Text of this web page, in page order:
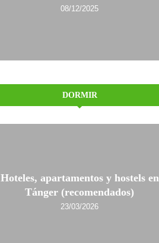
08/12/2025
DORMIR
Hoteles, apartamentos y hostels en
Tánger (recomendados)
23/03/2026